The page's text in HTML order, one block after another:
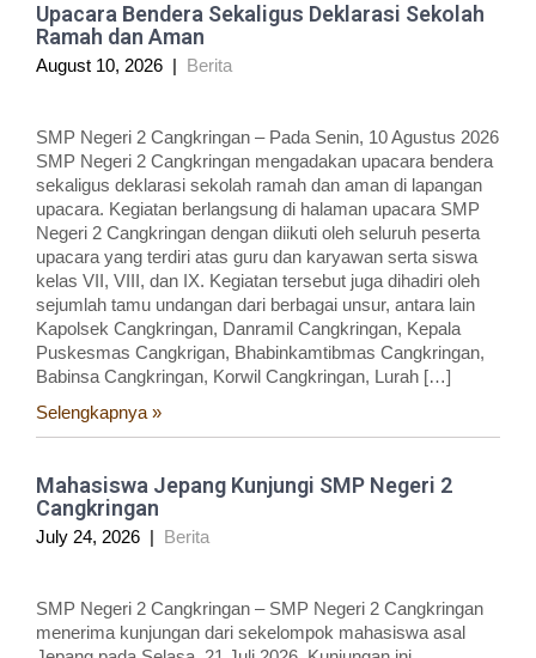
Upacara Bendera Sekaligus Deklarasi Sekolah
Ramah dan Aman
August 10, 2026 | Berita
SMP Negeri 2 Cangkringan – Pada Senin, 10 Agustus 2026
SMP Negeri 2 Cangkringan mengadakan upacara bendera
sekaligus deklarasi sekolah ramah dan aman di lapangan
upacara. Kegiatan berlangsung di halaman upacara SMP
Negeri 2 Cangkringan dengan diikuti oleh seluruh peserta
upacara yang terdiri atas guru dan karyawan serta siswa
kelas VII, VIII, dan IX. Kegiatan tersebut juga dihadiri oleh
sejumlah tamu undangan dari berbagai unsur, antara lain
Kapolsek Cangkringan, Danramil Cangkringan, Kepala
Puskesmas Cangkrigan, Bhabinkamtibmas Cangkringan,
Babinsa Cangkringan, Korwil Cangkringan, Lurah […]
Selengkapnya »
Mahasiswa Jepang Kunjungi SMP Negeri 2
Cangkringan
July 24, 2026 | Berita
SMP Negeri 2 Cangkringan – SMP Negeri 2 Cangkringan
menerima kunjungan dari sekelompok mahasiswa asal